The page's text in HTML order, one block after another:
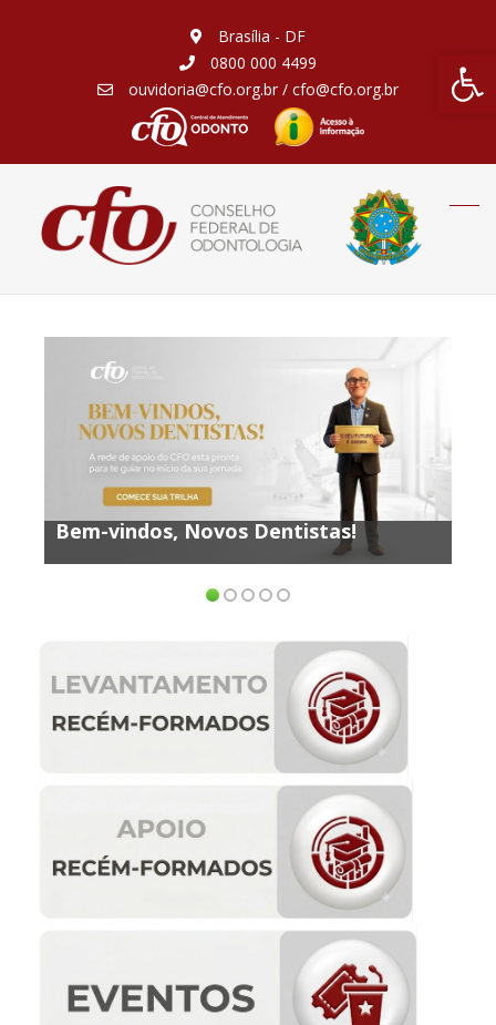
Barra
Brasília - DF
0800 000 4499
ouvidoria@cfo.org.br / cfo@cfo.org.br
MEC abre Consulta pública sobre
– Participe e colabore com a
da Educação na Odontologia